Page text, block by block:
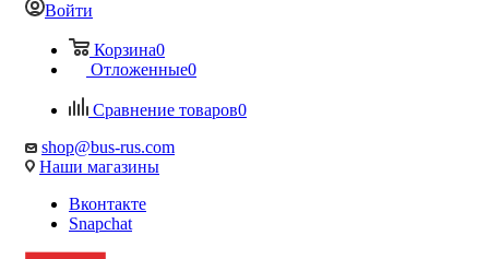
Войти
Корзина0
Отложенные0
Сравнение товаров0
shop@bus-rus.com
Наши магазины
Вконтакте
Snapchat